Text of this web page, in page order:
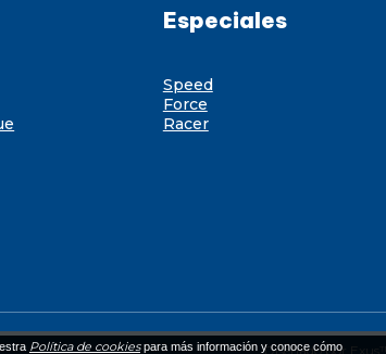
Especiales
Speed
Force
Racer
Diseñado por Exus™
Política de cookiespara más información y conoce cómo